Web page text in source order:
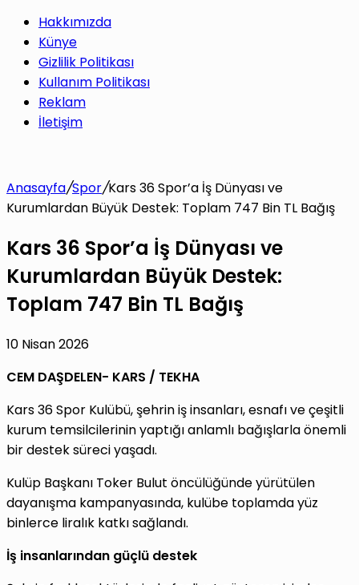
Hakkımızda
Künye
Gizlilik Politikası
Kullanım Politikası
Reklam
İletişim
Anasayfa/Spor/Kars 36 Spor’a İş Dünyası ve
Kurumlardan Büyük Destek: Toplam 747 Bin TL Bağış
Kars 36 Spor’a İş Dünyası ve
Kurumlardan Büyük Destek:
Toplam 747 Bin TL Bağış
10 Nisan 2026
CEM DAŞDELEN- KARS / TEKHA
Kars 36 Spor Kulübü, şehrin iş insanları, esnafı ve çeşitli
kurum temsilcilerinin yaptığı anlamlı bağışlarla önemli
bir destek süreci yaşadı.
Kulüp Başkanı Toker Bulut öncülüğünde yürütülen
dayanışma kampanyasında, kulübe toplamda yüz
binlerce liralık katkı sağlandı.
İş insanlarından güçlü destek